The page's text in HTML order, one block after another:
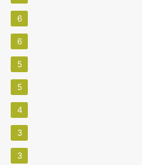
6
6
5
5
4
3
3